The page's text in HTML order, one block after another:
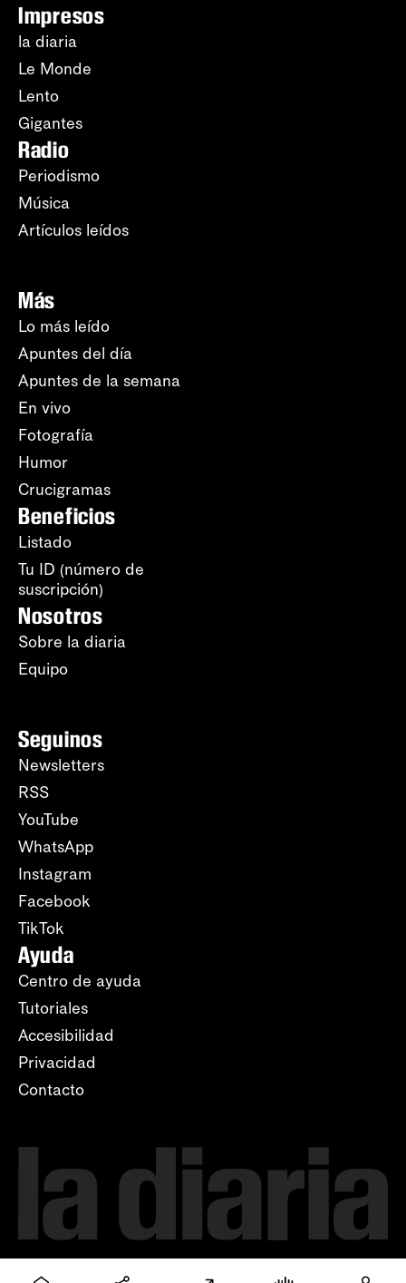
Impresos
la diaria
Le Monde
Lento
Gigantes
Radio
Periodismo
Música
Artículos leídos
Más
Lo más leído
Apuntes del día
Apuntes de la semana
En vivo
Fotografía
Humor
Crucigramas
Beneficios
Listado
Tu ID (número de
suscripción)
Nosotros
Sobre la diaria
Equipo
Seguinos
Newsletters
RSS
YouTube
WhatsApp
Instagram
Facebook
TikTok
Ayuda
Centro de ayuda
Tutoriales
Accesibilidad
Privacidad
Contacto